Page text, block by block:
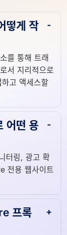
떻게 작
를 통해 트래
서 지리적으로
고 액세스할
어떤 용
터링, 광고 확
전용 웹사이트
프록